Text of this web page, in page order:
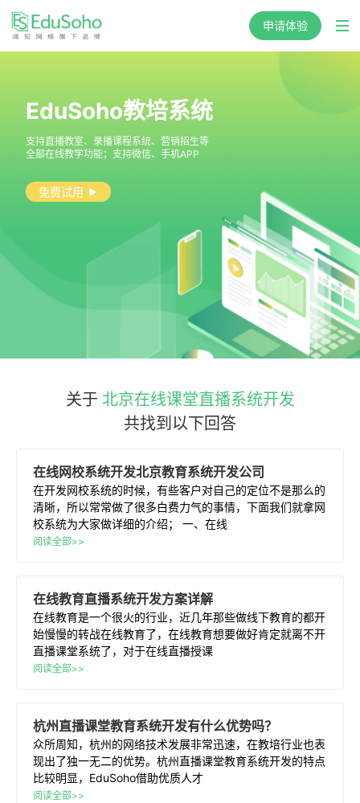
申请体验
EduSoho教培系统
支持直播教室、录播课程系统、营销招生等
全部在线教学功能；支持微信、手机APP
免费试用
关于 北京在线课堂直播系统开发
共找到以下回答
在线网校系统开发北京教育系统开发公司
在开发网校系统的时候，有些客户对自己的定位不是那么的
清晰，所以常常做了很多白费力气的事情，下面我们就拿网
校系统为大家做详细的介绍； 一、在线
阅读全部>>
在线教育直播系统开发方案详解
在线教育是一个很火的行业，近几年那些做线下教育的都开
始慢慢的转战在线教育了，在线教育想要做好肯定就离不开
直播课堂系统了，对于在线直播授课
阅读全部>>
杭州直播课堂教育系统开发有什么优势吗？
众所周知，杭州的网络技术发展非常迅速，在教培行业也表
现出了独一无二的优势。杭州直播课堂教育系统开发的特点
比较明显，EduSoho借助优质人才
阅读全部>>